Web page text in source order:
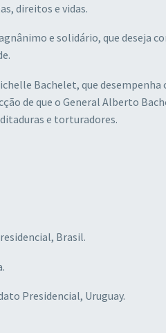
direitos e vidas.
e solidário, que deseja
Bachelet, que
de que o General Alberto
e torturadores.
Brasil.
Presidencial, Uruguay.